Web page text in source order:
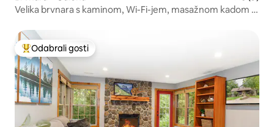
Velika brvnara s kaminom, Wi-Fi-jem, masažnom kadom i
Među najviše rangiranima s oznakom „Odabrali gosti”
Odabrali gosti